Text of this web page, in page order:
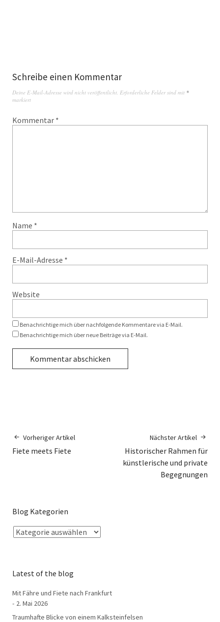
Schreibe einen Kommentar
Deine E-Mail-Adresse wird nicht veröffentlicht. Erforderliche Felder sind mit *
markiert
Kommentar *
Name *
E-Mail-Adresse *
Website
Benachrichtige mich über nachfolgende Kommentare via E-Mail.
Benachrichtige mich über neue Beiträge via E-Mail.
Vorheriger Artikel
Fiete meets Fiete
Nächster Artikel
Historischer Rahmen für
künstlerische und private
Begegnungen
Blog Kategorien
Latest of the blog
Mit Fähre und Fiete nach Frankfurt
2. Mai 2026
Traumhafte Blicke von einem Kalksteinfelsen